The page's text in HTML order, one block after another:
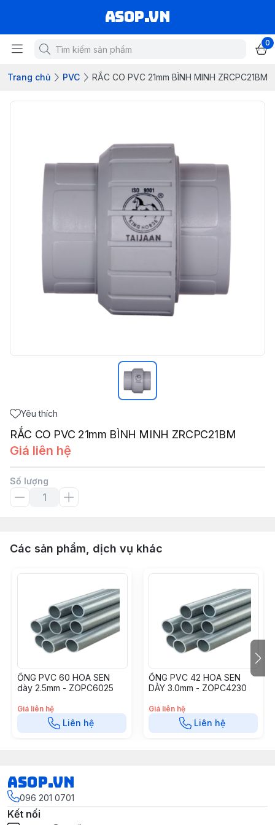
asop.vn
0
Trang chủ PVC RẮC CO PVC 21mm BÌNH MINH ZRCPC21BM
Yêu thích
RẮC CO PVC 21mm BÌNH MINH ZRCPC21BM
Giá liên hệ
Số lượng
Các sản phẩm, dịch vụ khác
ỐNG PVC 60 HOA SEN
dày 2.5mm - ZOPC6025
Giá liên hệ
Liên hệ
ỐNG PVC 42 HOA SEN
DÀY 3.0mm - ZOPC4230
Giá liên hệ
Liên hệ
asop.vn
096 201 0701
Kết nối